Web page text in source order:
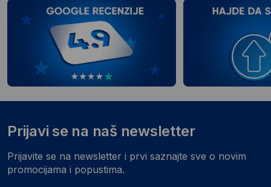
Prijavi se na naš newsletter
Prijavite se na newsletter i prvi saznajte sve o novim
promocijama i popustima.